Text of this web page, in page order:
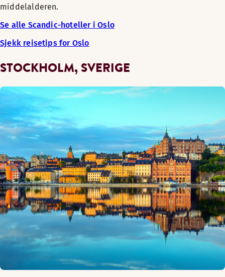
middelalderen.
Se alle Scandic-hoteller i Oslo
Sjekk reisetips for Oslo
STOCKHOLM, SVERIGE